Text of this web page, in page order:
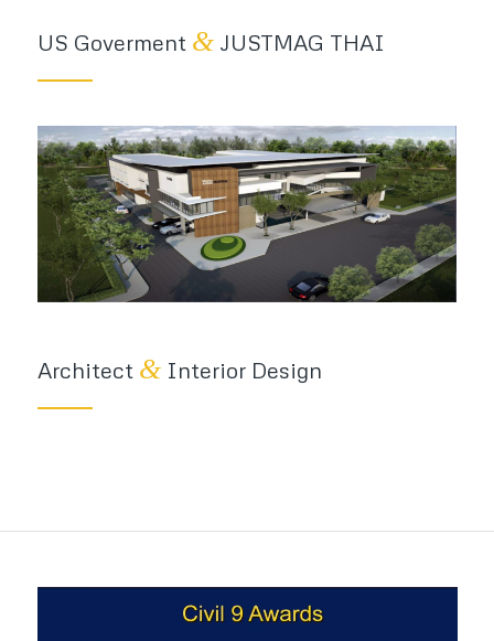
US Goverment &JUSTMAG THAI
Architect &Interior Design